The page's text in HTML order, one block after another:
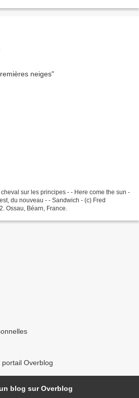
sur les principes - - Here come the sun -
du nouveau - - Sandwich - (c) Fred
Ossau, Béarn, France.
portail Overblog
blog sur Overblog